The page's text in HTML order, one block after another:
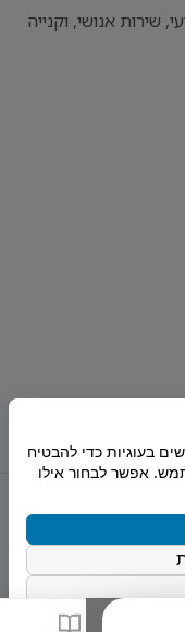
אנושי, וקנייה
בעוגיות כדי להבטיח
אפשר לבחור אילו